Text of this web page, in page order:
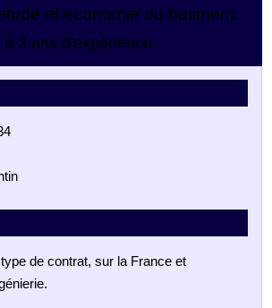
et economie du batiment
à 3 ans d'expérience
de contrat, sur la France et